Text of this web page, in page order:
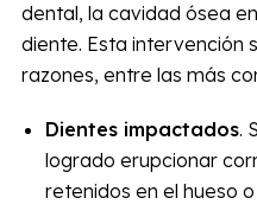
dental, la cavidad ósea
diente. Esta intervención
razones, entre las más
Dientes impactados.
logrado erupcionar
retenidos en el hueso o